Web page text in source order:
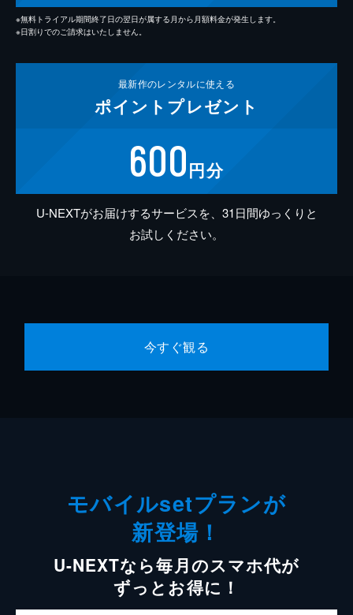
※無料トライアル期間終了日の翌日が属する月から月額料金が発生します。
※日割りでのご請求はいたしません。
最新作のレンタルに使える
ポイント プレゼント
600円分
U-NEXTがお届けするサービスを、31日間ゆっくりと
お試しください。
今すぐ観る
モバイルsetプランが
新登場！
U-NEXTなら毎月のスマホ代が
ずっとお得に！